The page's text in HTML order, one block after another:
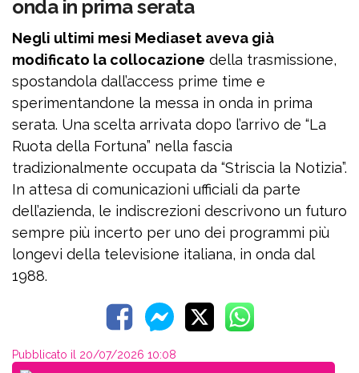
onda in prima serata
Negli ultimi mesi Mediaset aveva già
modificato la collocazione della trasmissione,
spostandola dall’access prime time e
sperimentandone la messa in onda in prima
serata. Una scelta arrivata dopo l’arrivo de “La
Ruota della Fortuna” nella fascia
tradizionalmente occupata da “Striscia la Notizia”.
In attesa di comunicazioni ufficiali da parte
dell’azienda, le indiscrezioni descrivono un futuro
sempre più incerto per uno dei programmi più
longevi della televisione italiana, in onda dal
1988.
Pubblicato il 20/07/2026 10:08